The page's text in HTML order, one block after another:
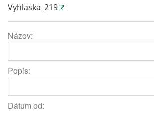
Vyhlaska_219
Názov:
Popis:
Dátum od: